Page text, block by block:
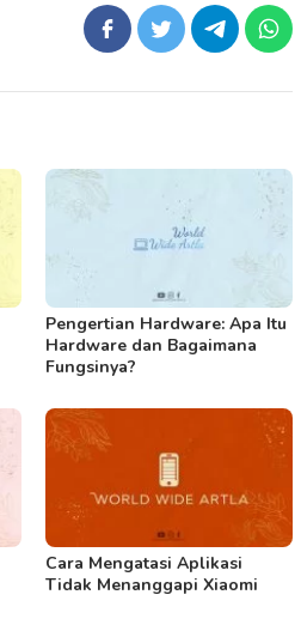
Pengertian Hardware: Apa Itu
Hardware dan Bagaimana
Fungsinya?
Cara Mengatasi Aplikasi
Tidak Menanggapi Xiaomi